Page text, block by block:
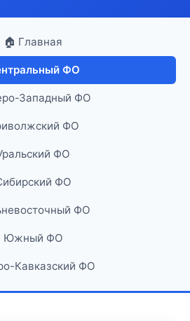
🏠 Главная
ФО
Западный ФО
ФО
ФО
ФО
ФО
Южный ФО
Кавказский ФО